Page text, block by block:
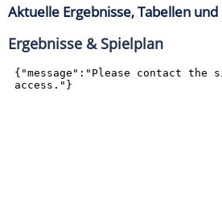
Aktuelle Ergebnisse, Tabellen
Ergebnisse & Spielplan